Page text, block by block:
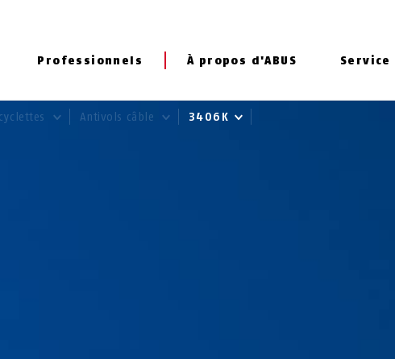
Professionnels À propos d'ABUS Service
Antivols câble 3406K